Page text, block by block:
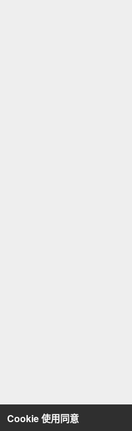
Cookie 使用同意